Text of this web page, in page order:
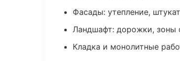
Фасады: утепление,
Ландшафт: дорожки, зоны
Кладка и монолитные